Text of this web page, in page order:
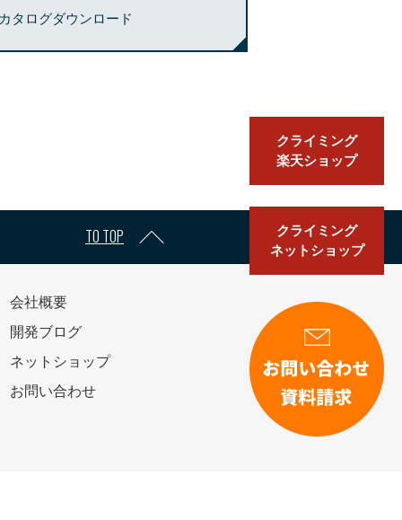
カタログダウンロード
TO TOP
会社概要
開発ブログ
ネットショップ
お問い合わせ
クライミング
楽天ショップ
クライミング
ネットショップ